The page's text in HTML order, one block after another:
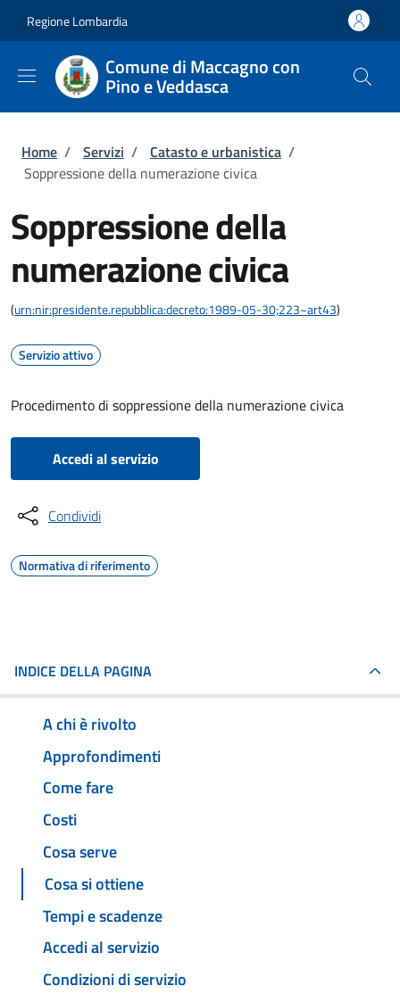
Regione Lombardia
Comune di Maccagno con
Pino e Veddasca
Briciole di pane
Home / Servizi / Catasto e urbanistica /
Soppressione della numerazione civica
Soppressione della
numerazione civica
(urn:nir:presidente.repubblica:decreto:1989-05-30;223~art43)
Servizio attivo
Procedimento di soppressione della numerazione civica
Accedi al servizio
Condividi
Normativa di riferimento
INDICE DELLA PAGINA
A chi è rivolto
Approfondimenti
Come fare
Costi
Cosa serve
Cosa si ottiene
Tempi e scadenze
Accedi al servizio
Condizioni di servizio